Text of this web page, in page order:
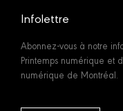
Infolettre
Abonnez-vous à notre
Printemps numérique et
numérique de Montréal.